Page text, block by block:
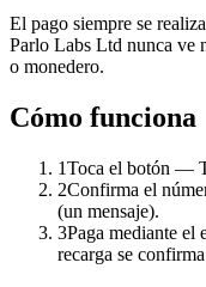
El pago siempre se
Parlo Labs Ltd nunca ve
o monedero.
Cómo funciona
1Toca el botón —
2Confirma el
(un mensaje).
3Paga mediante el
recarga se